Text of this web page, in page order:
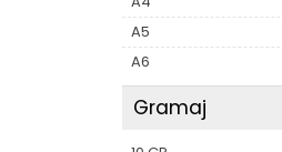
A5
A6
Gramaj